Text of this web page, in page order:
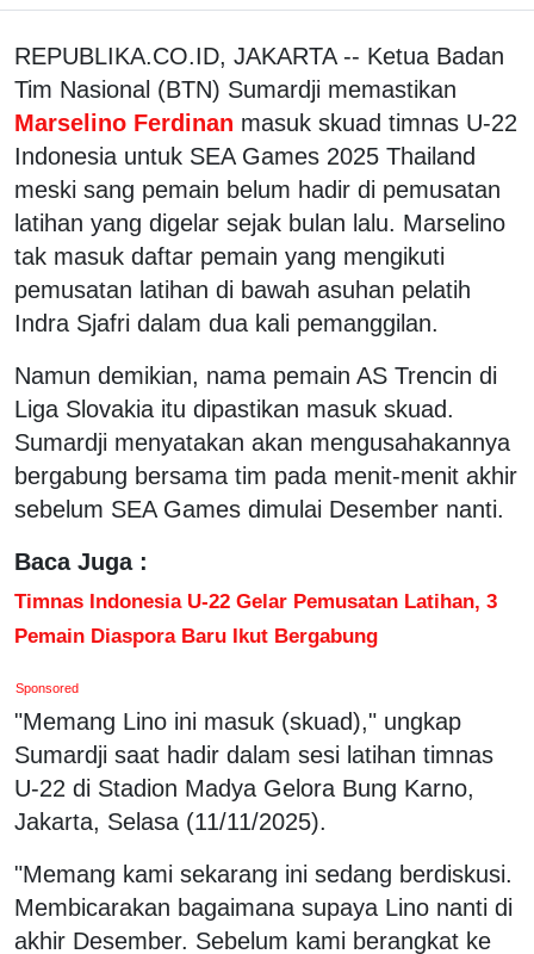
REPUBLIKA.CO.ID, JAKARTA -- Ketua Badan
Tim Nasional (BTN) Sumardji memastikan
Marselino Ferdinan masuk skuad timnas U-22
Indonesia untuk SEA Games 2025 Thailand
meski sang pemain belum hadir di pemusatan
latihan yang digelar sejak bulan lalu. Marselino
tak masuk daftar pemain yang mengikuti
pemusatan latihan di bawah asuhan pelatih
Indra Sjafri dalam dua kali pemanggilan.
Namun demikian, nama pemain AS Trencin di
Liga Slovakia itu dipastikan masuk skuad.
Sumardji menyatakan akan mengusahakannya
bergabung bersama tim pada menit-menit akhir
sebelum SEA Games dimulai Desember nanti.
Baca Juga :
Timnas Indonesia U-22 Gelar Pemusatan Latihan, 3
Pemain Diaspora Baru Ikut Bergabung
Sponsored
"Memang Lino ini masuk (skuad)," ungkap
Sumardji saat hadir dalam sesi latihan timnas
U-22 di Stadion Madya Gelora Bung Karno,
Jakarta, Selasa (11/11/2025).
"Memang kami sekarang ini sedang berdiskusi.
Membicarakan bagaimana supaya Lino nanti di
akhir Desember. Sebelum kami berangkat ke